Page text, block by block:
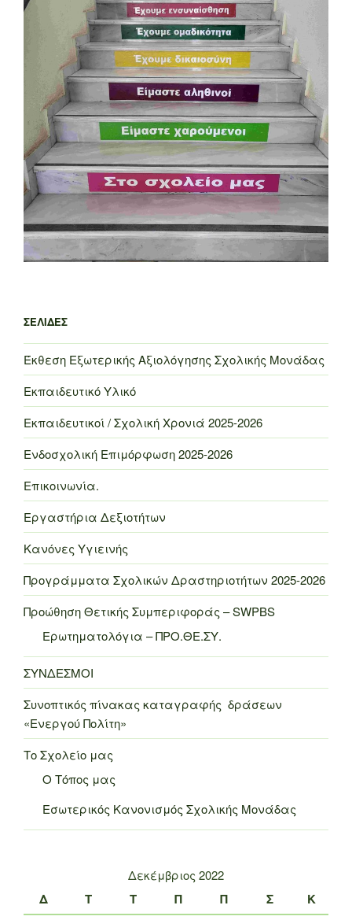
ΣΕΛΊΔΕΣ
Έκθεση Εξωτερικής Αξιολόγησης Σχολικής Μονάδας
Εκπαιδευτικό Υλικό
Εκπαιδευτικοί / Σχολική Χρονιά 2025-2026
Ενδοσχολική Επιμόρφωση 2025-2026
Επικοινωνία.
Εργαστήρια Δεξιοτήτων
Κανόνες Υγιεινής
Προγράμματα Σχολικών Δραστηριοτήτων 2025-2026
Προώθηση Θετικής Συμπεριφοράς – SWPBS
Ερωτηματολόγια – ΠΡΟ.ΘΕ.ΣΥ.
ΣΥΝΔΕΣΜΟΙ
Συνοπτικός πίνακας καταγραφής δράσεων
«Ενεργού Πολίτη»
Το Σχολείο μας
Ο Τόπος μας
Εσωτερικός Κανονισμός Σχολικής Μονάδας
Δεκέμβριος 2022
Δ Τ Τ Π Π Σ Κ